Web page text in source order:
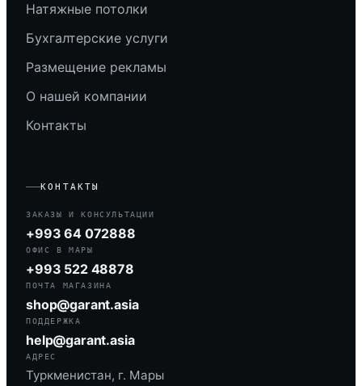
Натяжные потолки
Бухгалтерские услуги
Размещение рекламы
О нашей компании
Контакты
КОНТАКТЫ
ЗАКАЗЫ И КОНСУЛЬТАЦИИ
+993 64 072888
ОФИС В МАРЫ
+993 522 48878
ПОЧТА МАГАЗИНА
shop@garant.asia
ПОДДЕРЖКА
help@garant.asia
АДРЕС
Туркменистан, г. Мары